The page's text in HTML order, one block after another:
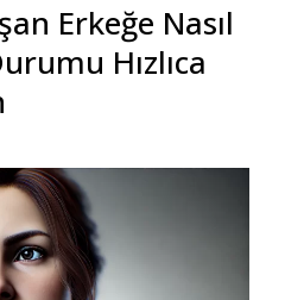
Erkeğe Nasıl
Hızlıca